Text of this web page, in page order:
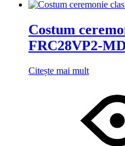
Costum
FRC28VP2-
Citește mai mult